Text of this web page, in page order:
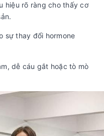
hiệu rõ ràng cho thấy cơ
sự thay đổi hormone
dễ cáu gắt hoặc tò mò